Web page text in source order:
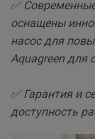
✅
оснащены
насос для
Aquagreen для
✅ Гарантия и
доступность